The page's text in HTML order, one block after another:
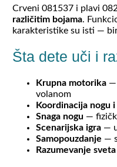
Crveni 081537 i plavi
različitim bojama.
karakteristike su isti —
Šta dete uči i
Krupna motorika—
volanom
Koordinacija nogu
Snaga nogu —
Scenarijska igra—
Samopouzdanje —
Razumevanje